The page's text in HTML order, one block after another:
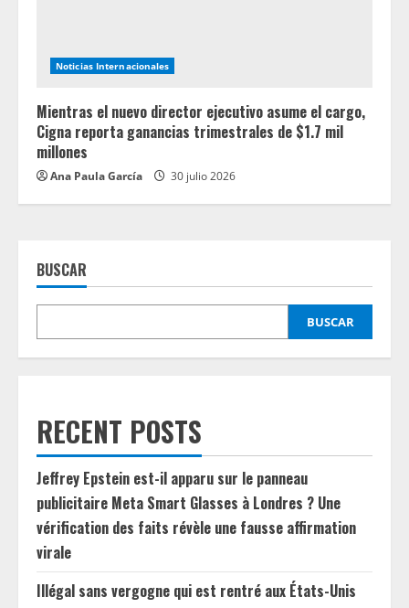
Noticias Internacionales
Mientras el nuevo director ejecutivo asume el cargo,
Cigna reporta ganancias trimestrales de $1.7 mil
millones
Ana Paula García 30 julio 2026
BUSCAR
BUSCAR
RECENT POSTS
Jeffrey Epstein est-il apparu sur le panneau
publicitaire Meta Smart Glasses à Londres ? Une
vérification des faits révèle une fausse affirmation
virale
Illégal sans vergogne qui est rentré aux États-Unis